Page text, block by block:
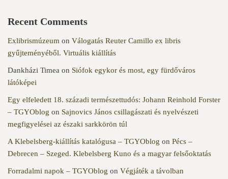
Recent Comments
Exlibrismúzeum on Válogatás Reuter Camillo ex libris
gyűjteményéből. Virtuális kiállítás
Dankházi Timea on Siófok egykor és most, egy fürdőváros
látóképei
Egy elfeledett 18. századi természettudós: Johann Reinhold Forster
– TGYOblog on Sajnovics János csillagászati és nyelvészeti
megfigyelései az északi sarkkörön túl
A Klebelsberg-kiállítás katalógusa – TGYOblog on Pécs –
Debrecen – Szeged. Klebelsberg Kuno és a magyar felsőoktatás
Forradalmi napok – TGYOblog on Végjáték a távolban